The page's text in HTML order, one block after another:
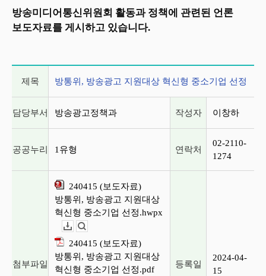
방송미디어통신위원회 활동과 정책에 관련된 언론
보도자료를 게시하고 있습니다.
제목 방통위, 방송광고 지원대상 혁신형 중소기업 선정
담당부서 방송광고정책과 작성자 이창하
공공누리 1유형 연락처
02-2110-
1274
첨부파일
240415 (보도자료)
방통위, 방송광고 지원대상
혁신형 중소기업 선정.hwpx
240415 (보도자료)
방통위, 방송광고 지원대상
혁신형 중소기업 선정.pdf
등록일
2024-04-
15